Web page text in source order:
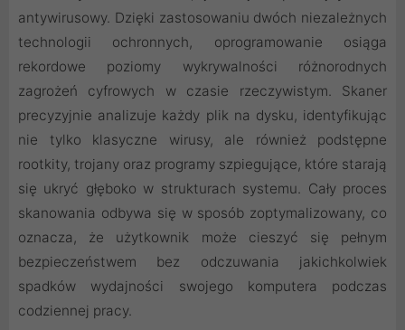
antywirusowy. Dzięki zastosowaniu dwóch niezależnych
technologii ochronnych, oprogramowanie osiąga
rekordowe poziomy wykrywalności różnorodnych
zagrożeń cyfrowych w czasie rzeczywistym. Skaner
precyzyjnie analizuje każdy plik na dysku, identyfikując
nie tylko klasyczne wirusy, ale również podstępne
rootkity, trojany oraz programy szpiegujące, które starają
się ukryć głęboko w strukturach systemu. Cały proces
skanowania odbywa się w sposób zoptymalizowany, co
oznacza, że użytkownik może cieszyć się pełnym
bezpieczeństwem bez odczuwania jakichkolwiek
spadków wydajności swojego komputera podczas
codziennej pracy.